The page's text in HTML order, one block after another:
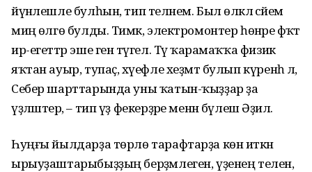
йүнәлешле булһын, тип теләнем. Был өлкәлә әсәйем
миңә өлгө булды. Тимәк, электромонтер һөнәре фәҡәт
ир-егеттәр эше генә түгел. Тәү ҡарамаҡҡа физик
яҡтан ауыр, тупаҫ, хәүефле хеҙмәт булып күренһә лә,
Себер шарттарында уны ҡатын-ҡыҙҙар ҙа
үҙләштерә, – тип үҙ фекерҙәре менән бүлешә Әҙилә.
Һуңғы йылдарҙа төрлө тарафтарҙа көн иткән
ырыуҙаштарыбыҙҙың берҙәмлеген, үҙенең телен,